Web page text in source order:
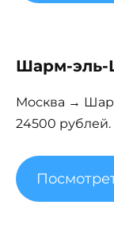
Шарм-эль-
Москва →
24500